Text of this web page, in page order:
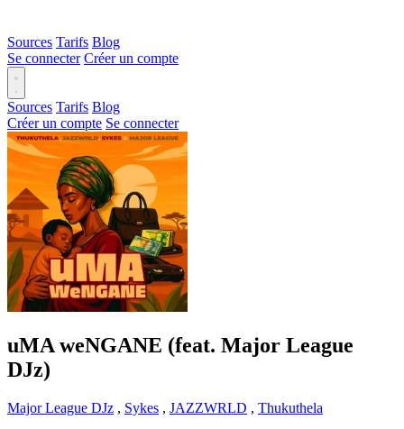
Sources Tarifs Blog
Se connecter Créer un compte
Sources Tarifs Blog
Créer un compte Se connecter
uMA weNGANE (feat. Major League
DJz)
Major League DJz , Sykes , JAZZWRLD , Thukuthela